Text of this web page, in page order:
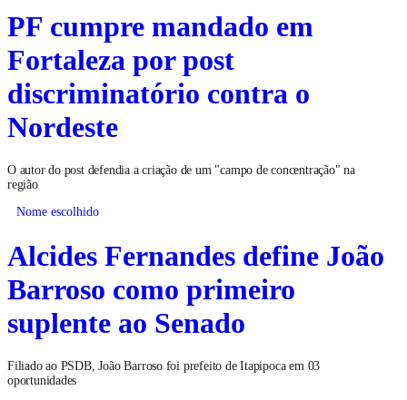
PF cumpre mandado em
Fortaleza por post
discriminatório contra o
Nordeste
O autor do post defendia a criação de um "campo de concentração" na
região
Nome escolhido
Alcides Fernandes define João
Barroso como primeiro
suplente ao Senado
Filiado ao PSDB, João Barroso foi prefeito de Itapipoca em 03
oportunidades